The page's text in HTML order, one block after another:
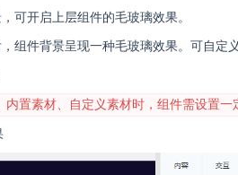
可开启上层组件的毛玻璃效果。
组件背景呈现一种毛玻璃效果。可自定
内置素材、自定义素材时，组件需设置